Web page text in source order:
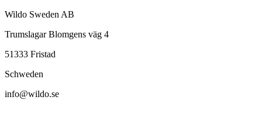
Wildo Sweden AB
Trumslagar Blomgens väg 4
51333 Fristad
Schweden
info@wildo.se